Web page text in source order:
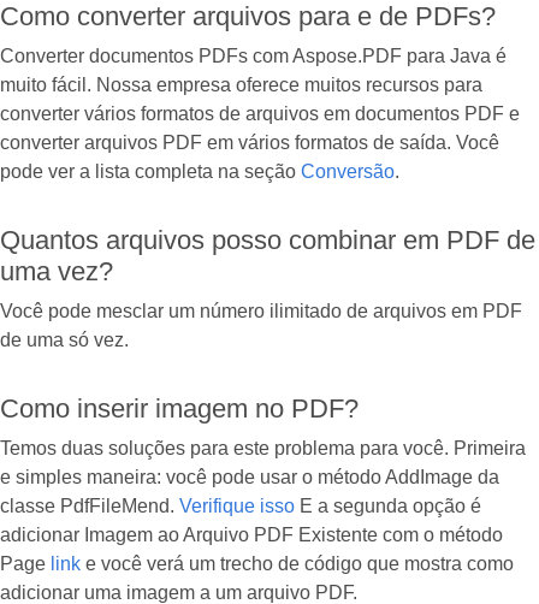
Como converter arquivos para e de PDFs?
Converter documentos PDFs com Aspose.PDF para Java é
muito fácil. Nossa empresa oferece muitos recursos para
converter vários formatos de arquivos em documentos PDF e
converter arquivos PDF em vários formatos de saída. Você
pode ver a lista completa na seção Conversão.
Quantos arquivos posso combinar em PDF de
uma vez?
Você pode mesclar um número ilimitado de arquivos em PDF
de uma só vez.
Como inserir imagem no PDF?
Temos duas soluções para este problema para você. Primeira
e simples maneira: você pode usar o método AddImage da
classe PdfFileMend. Verifique isso E a segunda opção é
adicionar Imagem ao Arquivo PDF Existente com o método
Page link e você verá um trecho de código que mostra como
adicionar uma imagem a um arquivo PDF.